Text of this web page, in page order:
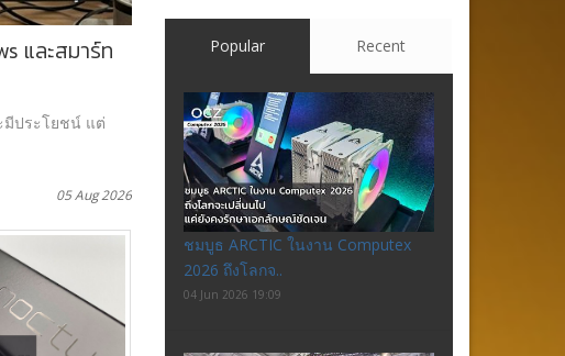
และสมาร์ท
มีประโยชน์ แต่
05 Aug 2026
Popular Recent
ชมบูธ ARCTIC ในงาน Computex
2026 ถึงโลกจ..
04 Jun 2026 19:09